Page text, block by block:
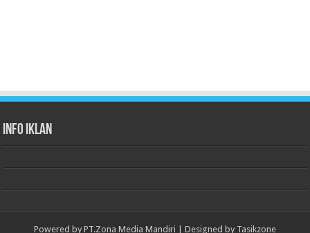
Info Iklan
Powered by PT.Zona Media Mandiri | Designed by Tasikzone